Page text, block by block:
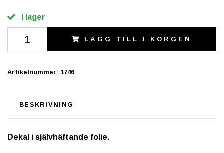
I lager
LÄGG TILL I KORGEN
Artikelnummer: 1746
BESKRIVNING
Dekal i självhäftande folie.